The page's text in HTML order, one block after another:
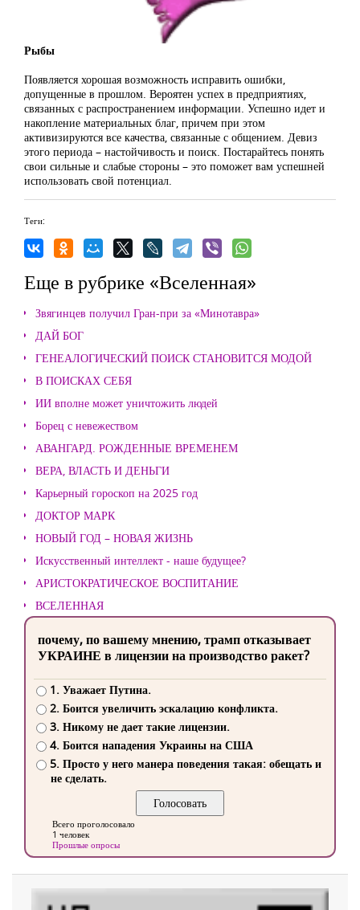
Рыбы
Появляется хорошая возможность исправить ошибки,
допущенные в прошлом. Вероятен успех в предприятиях,
связанных с распространением информации. Успешно идет и
накопление материальных благ, причем при этом
активизируются все качества, связанные с общением. Девиз
этого периода – настойчивость и поиск. Постарайтесь понять
свои сильные и слабые стороны – это поможет вам успешней
использовать свой потенциал.
Теги:
Еще в рубрике «Вселенная»
Звягинцев получил Гран-при за «Минотавра»
ДАЙ БОГ
ГЕНЕАЛОГИЧЕСКИЙ ПОИСК СТАНОВИТСЯ МОДОЙ
В ПОИСКАХ СЕБЯ
ИИ вполне может уничтожить людей
Борец с невежеством
АВАНГАРД. РОЖДЕННЫЕ ВРЕМЕНЕМ
ВЕРА, ВЛАСТЬ И ДЕНЬГИ
Карьерный гороскоп на 2025 год
ДОКТОР МАРК
НОВЫЙ ГОД – НОВАЯ ЖИЗНЬ
Искусственный интеллект - наше будущее?
АРИСТОКРАТИЧЕСКОЕ ВОСПИТАНИЕ
ВСЕЛЕННАЯ
почему, по вашему мнению, трамп отказывает
УКРАИНЕ в лицензии на производство ракет?
1. Уважает Путина.
2. Боится увеличить эскалацию конфликта.
3. Никому не дает такие лицензии.
4. Боится нападения Украины на США
5. Просто у него манера поведения такая: обещать и
не сделать.
Всего проголосовало
1 человек
Прошлые опросы